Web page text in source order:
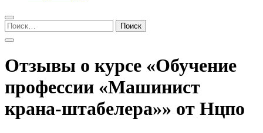
Найти:
Отзывы о курсе «Обучение
профессии «Машинист
крана-штабелера»» от Нцпо